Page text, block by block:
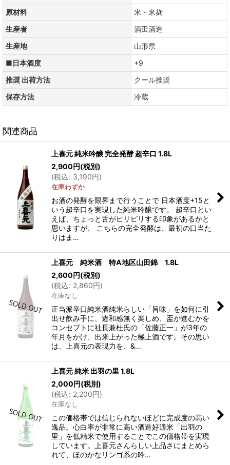
原材料
米・米麹
生産者
酒田酒造
生産地
山形県
■日本酒度
+9
推奨 出荷方法
クール推奨
保存方法
冷蔵
関連商品
上喜元 純米吟醸 完全発酵 超辛口 1.8L
2,900円(税別)
(税込: 3,190円)
在庫わずか
お酒の発酵を限界まで行うことで 日本酒度+15と
いう超辛口を実現した純米吟醸です。 超辛口とい
えば、ちょっと舌がピリピリする印象があるかと
思いますが、 こちらの完全発酵は、最初の口当た
りはま…
上喜元 純米酒 特A地区山田錦 1.8L
2,600円(税別)
(税込: 2,860円)
在庫なし
正当派辛口純米酒純米らしい「旨味」を如何に引
出せ飲み手に、違和感無く楽しめ、盃が進むかを
コンセプトに社長兼杜氏の「佐藤正一」が3年の
年月をかけ、出来上がった極上酒です。その思い
は、上喜元の表現力を、&…
上喜元 純米 出羽の里 1.8L
2,000円(税別)
(税込: 2,200円)
在庫なし
この価格帯では信じられないほどに完成度の高い
逸品。心白率が非常に高い酒造好適米「出羽の
里」を低精米で使用することでこの価格帯を実現
しています。上喜元さんらしい上品さにまとめら
れて、ほのかなリンゴ系の吟…